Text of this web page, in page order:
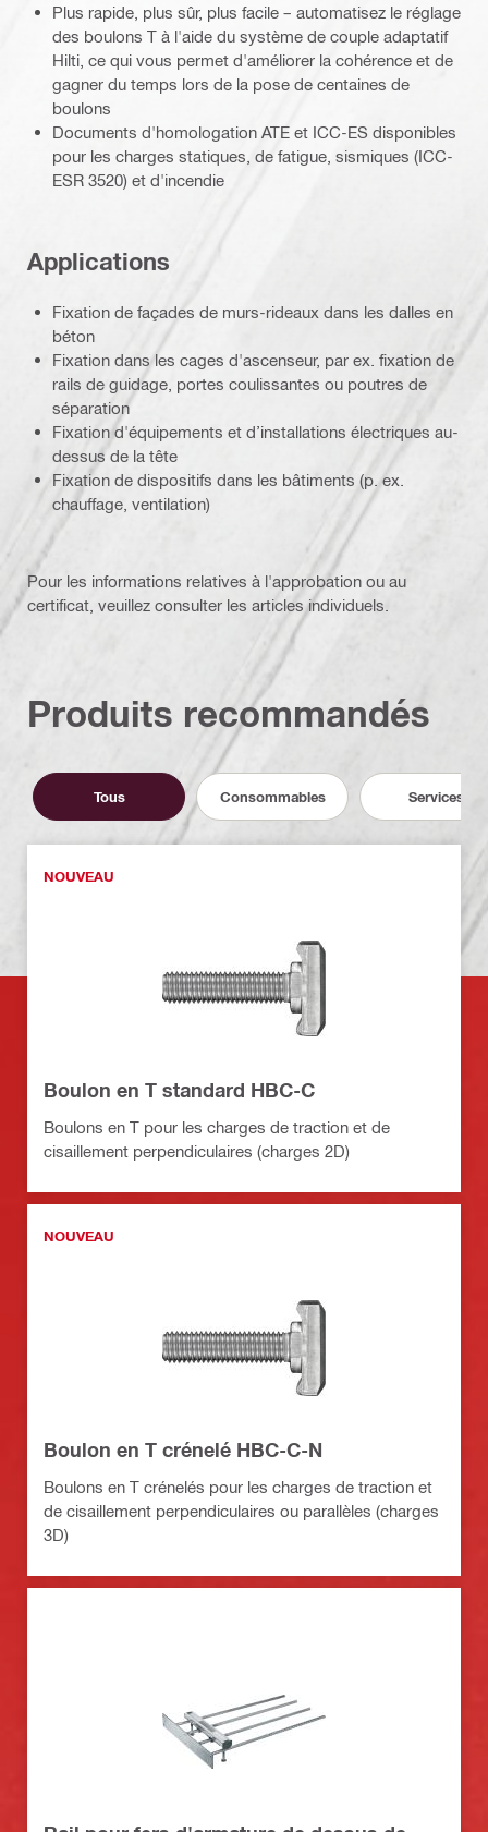
Plus rapide, plus sûr, plus facile – automatisez le réglage
des boulons T à l'aide du système de couple adaptatif
Hilti, ce qui vous permet d'améliorer la cohérence et de
gagner du temps lors de la pose de centaines de
boulons
Documents d'homologation ATE et ICC-ES disponibles
pour les charges statiques, de fatigue, sismiques (ICC-
ESR 3520) et d'incendie
Applications
Fixation de façades de murs-rideaux dans les dalles en
béton
Fixation dans les cages d'ascenseur, par ex. fixation de
rails de guidage, portes coulissantes ou poutres de
séparation
Fixation d'équipements et d’installations électriques au-
dessus de la tête
Fixation de dispositifs dans les bâtiments (p. ex.
chauffage, ventilation)
Pour les informations relatives à l'approbation ou au
certificat, veuillez consulter les articles individuels.
Produits recommandés
Tous Consommables Services
NOUVEAU
Boulon en T standard HBC-C
Boulons en T pour les charges de traction et de
cisaillement perpendiculaires (charges 2D)
NOUVEAU
Boulon en T crénelé HBC-C-N
Boulons en T crénelés pour les charges de traction et
de cisaillement perpendiculaires ou parallèles (charges
3D)